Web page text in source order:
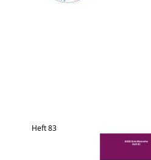
Heft 83